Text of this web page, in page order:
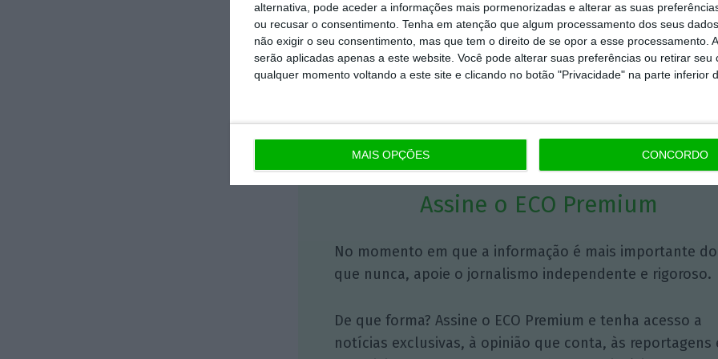
alternativa, pode aceder a informações mais pormenorizadas e alterar as suas
ou recusar o consentimento. Tenha em atenção que algum processamento dos seus
não exigir o seu consentimento, mas que tem o direito de se opor a esse processamento.
serão aplicadas apenas a este website. Você pode alterar suas preferências ou retirar seu
qualquer momento voltando a este site e clicando no botão "Privacidade" na parte inferior
MAIS OPÇÕES CONCORDO
André Veríssimo
Subdiretor
1
Assine o ECO Premium
No momento em que a informação é mais importante do
que nunca, apoie o jornalismo independente e rigoroso.
De que forma? Assine o ECO Premium e tenha acesso a
notícias exclusivas, à opinião que conta, às reportagens